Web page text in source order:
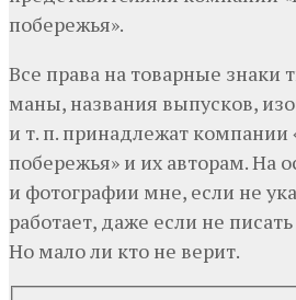
побережья».
Все права на товарные знаки
маны, названия выпусков,
и т. п. принадлежат
побережья» и их авторам. На
и фотографии мне, если не
работает, даже если не
Но мало ли кто не верит.